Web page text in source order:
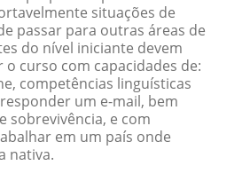
situações de
passar para outras áreas de
do nível iniciante devem
curso com capacidades de:
competências linguísticas
um e-mail, bem
sobrevivência, e com
em um país onde
nativa.